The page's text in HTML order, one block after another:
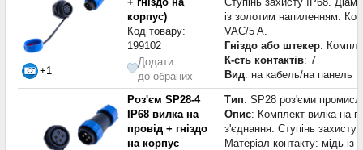
+1
корпус)
Код товару:
199102
Додати
до обраних
із золотим напиленням.
VAC/5 A.
Гніздо або штекер:
К-сть контактів: 7
Вид: на кабель/на панель
Роз'єм SP28-4
IP68 вилка на
провід + гніздо
на корпус
Тип: SP28 роз'єми
Опис: Комплект вилка на
з'єднання. Ступінь
Матеріал контакту: мідь